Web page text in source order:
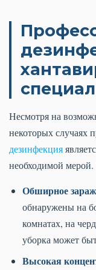
Несмотря на
некоторых случаях
дезинфекция
необходимой мерой.
Обширное
обнаружены на
комнатах, на
уборка может
Высокая